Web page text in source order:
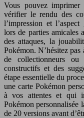
Vous pouvez
vérifier le rendu des
l’impression et
lors de parties amicales
des attaques, la
Pokémon. N’hésitez pas
de collectionneurs
constructifs et des
étape essentielle du
une carte Pokémon
à vos attentes et qui
Pokémon personnalisée
de 20 versions avant